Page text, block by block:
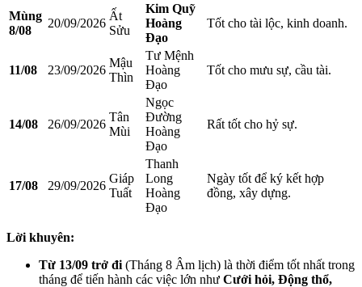
Mùng
8/08
20/09/2026
Ất
Sửu
Kim Quỹ
Hoàng
Đạo
Tốt cho tài lộc, kinh doanh.
11/08 23/09/2026
Mậu
Thìn
Tư Mệnh
Hoàng
Đạo
Tốt cho mưu sự, cầu tài.
14/08 26/09/2026
Tân
Mùi
Ngọc
Đường
Hoàng
Đạo
Rất tốt cho hỷ sự.
17/08 29/09/2026
Giáp
Tuất
Thanh
Long
Hoàng
Đạo
Ngày tốt để ký kết hợp
đồng, xây dựng.
Lời khuyên:
Từ 13/09 trở đi (Tháng 8 Âm lịch) là thời điểm tốt nhất trong
tháng để tiến hành các việc lớn như Cưới hỏi, Động thổ,